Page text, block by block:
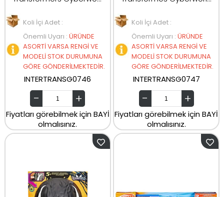
Koli İçi Adet :
Önemli Uyarı : ÜRÜNDE
ASORTİ VARSA RENGİ VE
MODELİ STOK DURUMUNA
GÖRE GÖNDERİLMEKTEDİR.
INTERTRANSG0746
Fiyatları görebilmek için BAYİ
olmalısınız.
Koli İçi Adet :
Önemli Uyarı : ÜRÜNDE
ASORTİ VARSA RENGİ VE
MODELİ STOK DURUMUNA
GÖRE GÖNDERİLMEKTEDİR.
INTERTRANSG0747
Fiyatları görebilmek için BAYİ
olmalısınız.